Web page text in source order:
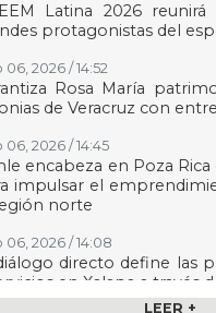
Latina 2026
protagonistas del
06, 2026 / 14:52
Rosa María
de Veracruz con
06, 2026 / 14:45
encabeza en Poza
impulsar el
norte
06, 2026 / 14:08
directo define las
en Xalapa a través
LEER +